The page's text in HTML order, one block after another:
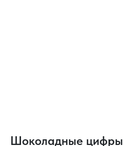
Шоколадные цифры